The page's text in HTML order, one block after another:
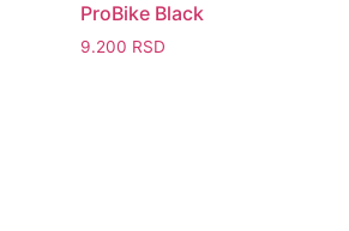
ProBike Black
9.200 RSD